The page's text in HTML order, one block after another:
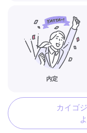
内定
カイゴ